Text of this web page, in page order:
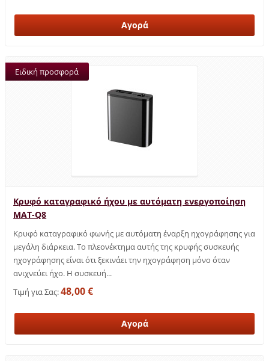
Κρυφό καταγραφικό ήχου με αυτόματη ενεργοποίηση
MAT-Q8
Ειδική προσφορά
Κρυφό καταγραφικό φωνής με αυτόματη έναρξη ηχογράφησης για
μεγάλη διάρκεια. Το πλεονέκτημα αυτής της κρυφής συσκευής
ηχογράφησης είναι ότι ξεκινάει την ηχογράφηση μόνο όταν
ανιχνεύει ήχο. Η συσκευή...
Τιμή για Σας:48,00 €